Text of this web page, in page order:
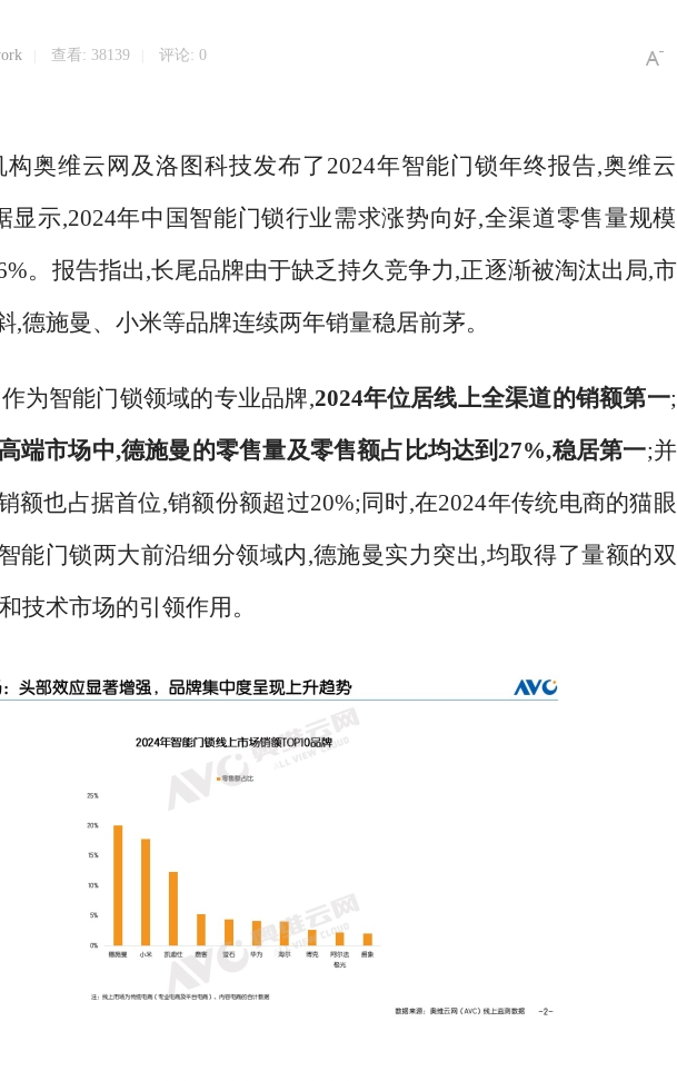
查看: 38139 评论: 0
构奥维云网及洛图科技发布了2024年智能门锁年终报告,奥维
显示,2024年中国智能门锁行业需求涨势向好,全渠道零售量规
。报告指出,长尾品牌由于缺乏持久竞争力,正逐渐被淘汰出局,
,德施曼、小米等品牌连续两年销量稳居前茅。
为智能门锁领域的专业品牌,2024年位居线上全渠道的销额第一;
端市场中,德施曼的零售量及零售额占比均达到27%,稳居第一;
额也占据首位,销额份额超过20%;同时,在2024年传统电商的猫
能门锁两大前沿细分领域内,德施曼实力突出,均取得了量额的
技术市场的引领作用。